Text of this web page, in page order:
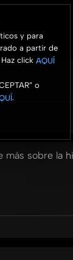
y para
a partir de
click AQUÍ
o
.
sobre la